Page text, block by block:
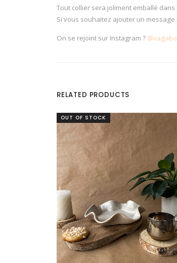
Tout collier sera joliment emballé
Si vous souhaitez ajouter un
On se rejoint sur Instagram ?
RELATED PRODUCTS
OUT OF STOCK